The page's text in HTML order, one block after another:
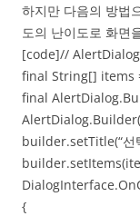
하지만 다음의 방법
도의 난이도로 화면
[code]// AlertDialog
final String[] items =
final
builder.setTitle(“선
{